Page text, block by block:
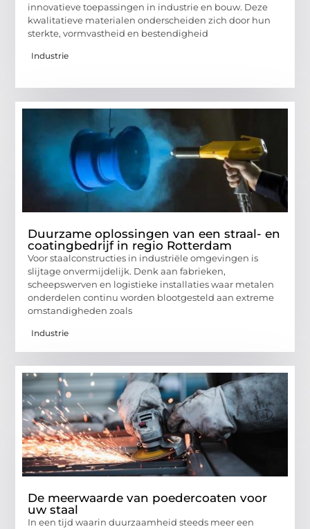
innovatieve toepassingen in industrie en bouw. Deze
kwalitatieve materialen onderscheiden zich door hun
sterkte, vormvastheid en bestendigheid
Industrie
Duurzame oplossingen van een straal- en
coatingbedrijf in regio Rotterdam
Voor staalconstructies in industriële omgevingen is
slijtage onvermijdelijk. Denk aan fabrieken,
scheepswerven en logistieke installaties waar metalen
onderdelen continu worden blootgesteld aan extreme
omstandigheden zoals
Industrie
De meerwaarde van poedercoaten voor
uw staal
In een tijd waarin duurzaamheid steeds meer een